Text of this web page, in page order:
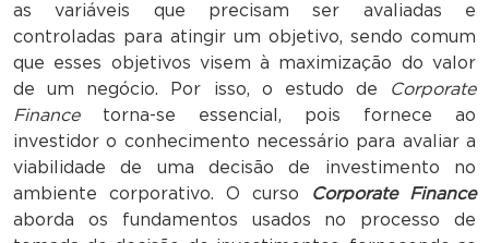
as variáveis que precisam ser avaliadas e
controladas para atingir um objetivo, sendo comum
que esses objetivos visem à maximização do valor
de um negócio. Por isso, o estudo de
Corporate
Financetorna-se essencial, pois fornece ao
investidor o conhecimento necessário para avaliar a
viabilidade de uma decisão de investimento no
ambiente corporativo. O curso
Corporate Finance
aborda os fundamentos usados no processo de